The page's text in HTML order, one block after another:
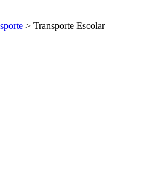
> Transporte Escolar